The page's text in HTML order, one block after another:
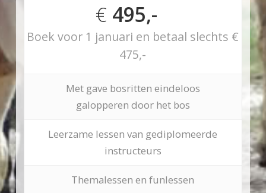
€ 495,-
Boek voor 1 januari en betaal slechts €
475,-
Met gave bosritten eindeloos
galopperen door het bos
Leerzame lessen van gediplomeerde
instructeurs
Themalessen en funlessen